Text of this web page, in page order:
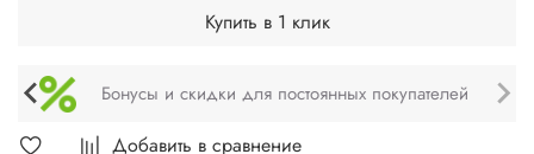
Добавить в сравнение
Купить в 1 клик
Техническое обслуживание и монтаж